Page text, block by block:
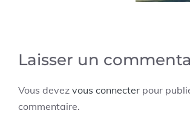
Laisser un
Vous devez vous connecter pour
commentaire.